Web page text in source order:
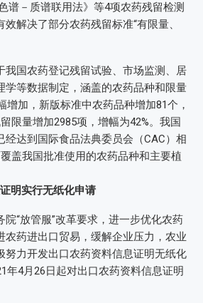
谱－质谱联用法》等4项农药残留检测
解决了部分农药残留标准“有限量、
我国农药登记残留试验、市场监测、居
学等数据制定，涵盖的农药品种和限量
增加，新版标准中农药品种增加81个，
限量增加2985项，增幅为42%。我国
经达到国际食品法典委员会（CAC）相
盖我国批准使用的农药品种和主要植
明实行无纸化申请
院“放管服”改革要求，进一步优化农药
农药进出口贸易，缓解企业压力，农业
努力开发出口农药资料信息证明无纸化
年4月26日起对出口农药资料信息证明